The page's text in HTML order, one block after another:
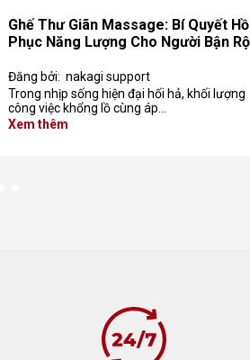
Ghế Thư Giãn Massage: Bí Quyết
Phục Năng Lượng Cho Người Bận
Đăng bởi: nakagi support
Trong nhịp sống hiện đại hối hả, khối lượng
công việc khổng lồ cùng áp…
Xem thêm